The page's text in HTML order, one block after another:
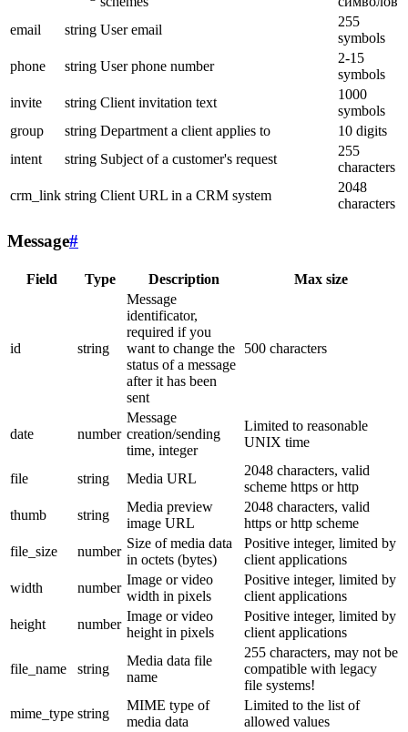
email
string User email
255
symbols
phone
string User phone number
2-15
symbols
invite
string Client invitation text
1000
symbols
group
string Department a client applies to
10 digits
intent
string Subject of a customer's request
255
characters
crm_link string Client URL in a CRM system
2048
characters
Message#
Field Type Description Max size
id string
Message
identificator,
required if you
want to change the
status of a message
after it has been
sent
500 characters
date number
Message
creation/sending
time, integer
Limited to reasonable
UNIX time
file string Media URL
2048 characters, valid
scheme https or http
thumb
string
Media preview
image URL
2048 characters, valid
https or http scheme
file_size
number
Size of media data
in octets (bytes)
Positive integer, limited by
client applications
width
number
Image or video
width in pixels
Positive integer, limited by
client applications
height
number
Image or video
height in pixels
Positive integer, limited by
client applications
file_name string
Media data file
name
255 characters, may not be
compatible with legacy
file systems!
mime_type string
MIME type of
media data
Limited to the list of
allowed values